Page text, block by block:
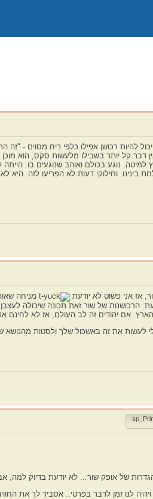
יכול להיות רכושן אפילו כלפי ריח מסוים
דבר קל יותר בשבילו מלעשות סקס, הוא
נוגע בכולם ואוהב שנוגעים בו.
בינינו. וחילוקי דעות לא הפריעו לזה.
אז אני פשוט לא יודעת
מניחה
הרכושנות של שור זאת תכונה שיכולה
הארץ. אם יהודים זה לב העולם, אז לא
לעשות את זה באשכול שלך ולסטות מהנושא
של אופק שור... לא יודעת בדיוק למה,
לנו זמן לדבר בפרטי.. אסביר לך את